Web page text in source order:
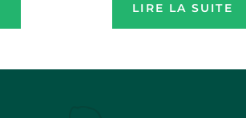
LIRE LA SUITE